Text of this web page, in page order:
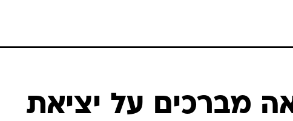
חדשות
מברכים על יציאת